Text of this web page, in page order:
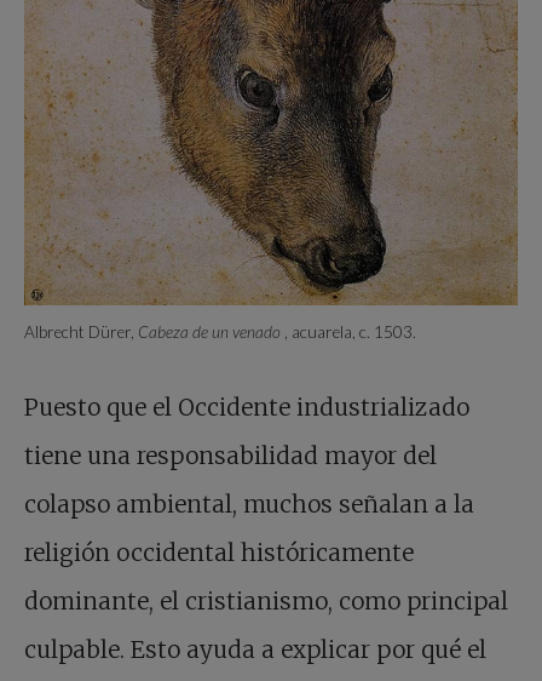
Albrecht Dürer, Cabeza de un venado , acuarela, c. 1503.
Puesto que el Occidente industrializado
tiene una responsabilidad mayor del
colapso ambiental, muchos señalan a la
religión occidental históricamente
dominante, el cristianismo, como principal
culpable. Esto ayuda a explicar por qué el